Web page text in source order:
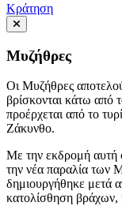
Κράτηση
Μυζήθρες
Οι Μυζήθρες
βρίσκονται κάτω από
προέρχεται από το
Ζάκυνθο.
Με την εκδρομή αυτή
την νέα παραλία των
δημιουργήθηκε μετά
κατολίσθηση βράχων,